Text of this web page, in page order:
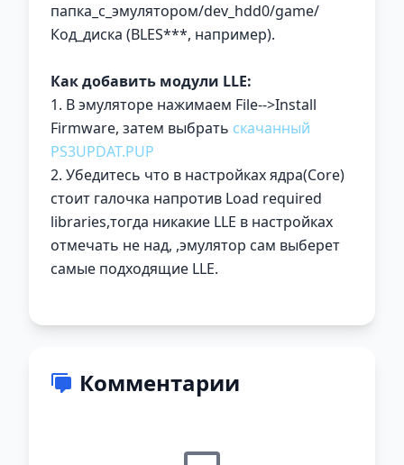
папка_с_эмулятором/dev_hdd0/game/
Код_диска (BLES***, например).
Как добавить модули LLE:
1. В эмуляторе нажимаем File-->Install
Firmware, затем выбрать скачанный
PS3UPDAT.PUP
2. Убедитесь что в настройках ядра(Core)
стоит галочка напротив Load required
libraries,тогда никакие LLE в настройках
отмечать не над, ,эмулятор сам выберет
самые подходящие LLE.
Комментарии